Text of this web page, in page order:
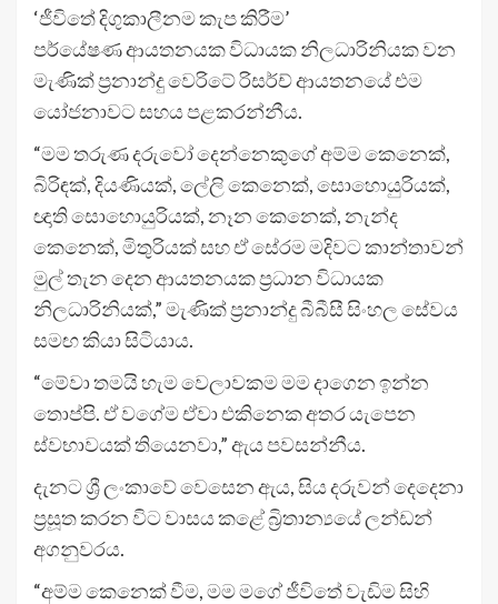
‘ජීවිතේ දිගුකාලීනම කැප කිරීම’
පර්යේෂණ ආයතනයක විධායක නිලධාරිනියක වන
මැණික් ප්‍රනාන්දු වෙරිටේ රිසර්ච් ආයතනයේ එම
යෝජනාවට සහය පළකරන්නීය.
“මම තරුණ දරුවෝ දෙන්නෙකුගේ අම්ම කෙනෙක්,
බිරිඳක්, දියණියක්, ලේලි කෙනෙක්, සොහොයුරියක්,
ඥාති සොහොයුරියක්, නෑන කෙනෙක්, නැන්ද
කෙනෙක්, මිතුරියක් සහ ඒ සේරම මදිවට කාන්තාවන්
මුල් තැන දෙන ආයතනයක ප්‍රධාන විධායක
නිලධාරිනියක්,” මැණික් ප්‍රනාන්දු බීබීසී සිංහල සේවය
සමඟ කියා සිටියාය.
“මේවා තමයි හැම වෙලාවකම මම දාගෙන ඉන්න
තොප්පි. ඒ වගේම ඒවා එකිනෙක අතර යැපෙන
ස්වභාවයක් තියෙනවා,” ඇය පවසන්නීය.
දැනට ශ්‍රී ලංකාවේ වෙසෙන ඇය, සිය දරුවන් දෙදෙනා
ප්‍රසූත කරන විට වාසය කළේ බ්‍රිතාන්‍යයේ ලන්ඩන්
අගනුවරය.
“අම්ම කෙනෙක් වීම, මම මගේ ජීවිතේ වැඩිම සිහි